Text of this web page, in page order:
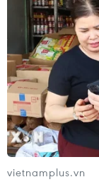
vietnamplus.vn